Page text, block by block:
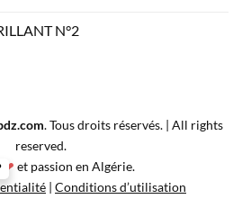
N°2
. Tous droits réservés. | All rights
reserved.
❤ et passion en Algérie.
| Conditions d’utilisation